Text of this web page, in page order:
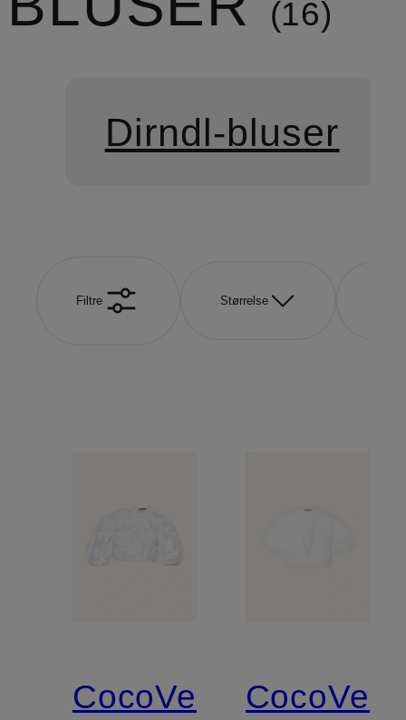
16
Dirndl-bluser
Filtre Størrelse
CocoVero
CocoVero